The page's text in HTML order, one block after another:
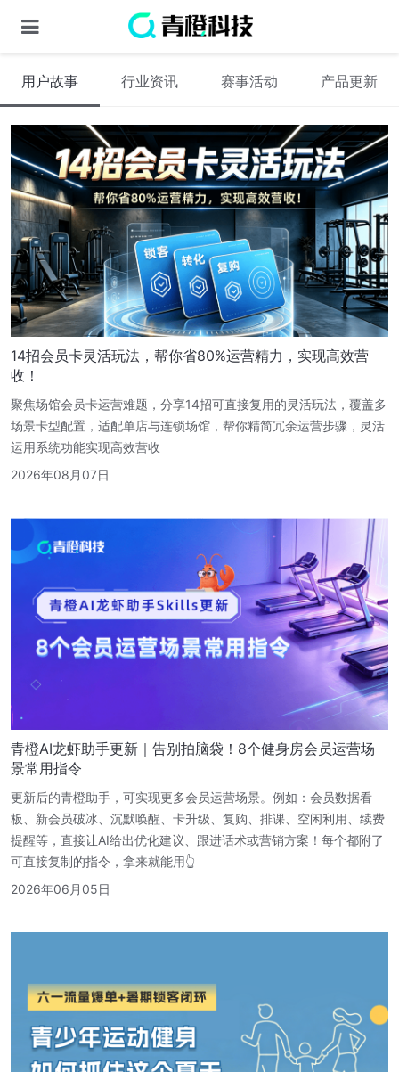
用户故事 行业资讯 赛事活动 产品更新
14招会员卡灵活玩法，帮你省80%运营精力，实现高效营
收！
聚焦场馆会员卡运营难题，分享14招可直接复用的灵活玩法，覆盖多
场景卡型配置，适配单店与连锁场馆，帮你精简冗余运营步骤，灵活
运用系统功能实现高效营收
2026年08月07日
青橙AI龙虾助手更新｜告别拍脑袋！8个健身房会员运营场
景常用指令
更新后的青橙助手，可实现更多会员运营场景。例如：会员数据看
板、新会员破冰、沉默唤醒、卡升级、复购、排课、空闲利用、续费
提醒等，直接让AI给出优化建议、跟进话术或营销方案！每个都附了
可直接复制的指令，拿来就能用👆
2026年06月05日